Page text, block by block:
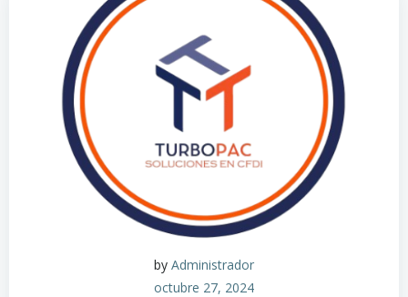
by Administrador
octubre 27, 2024